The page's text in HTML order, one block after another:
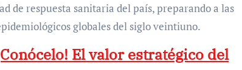
de respuesta sanitaria del país, preparando a las
globales del siglo veintiuno.
El valor estratégico del